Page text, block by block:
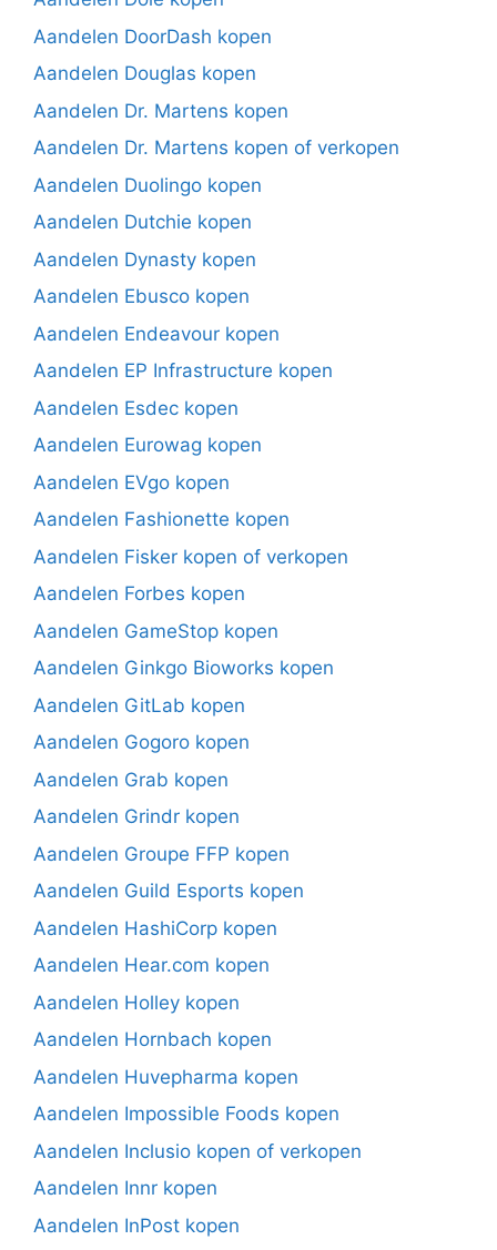
Aandelen DoorDash kopen
Aandelen Douglas kopen
Aandelen Dr. Martens kopen
Aandelen Dr. Martens kopen of verkopen
Aandelen Duolingo kopen
Aandelen Dutchie kopen
Aandelen Dynasty kopen
Aandelen Ebusco kopen
Aandelen Endeavour kopen
Aandelen EP Infrastructure kopen
Aandelen Esdec kopen
Aandelen Eurowag kopen
Aandelen EVgo kopen
Aandelen Fashionette kopen
Aandelen Fisker kopen of verkopen
Aandelen Forbes kopen
Aandelen GameStop kopen
Aandelen Ginkgo Bioworks kopen
Aandelen GitLab kopen
Aandelen Gogoro kopen
Aandelen Grab kopen
Aandelen Grindr kopen
Aandelen Groupe FFP kopen
Aandelen Guild Esports kopen
Aandelen HashiCorp kopen
Aandelen Hear.com kopen
Aandelen Holley kopen
Aandelen Hornbach kopen
Aandelen Huvepharma kopen
Aandelen Impossible Foods kopen
Aandelen Inclusio kopen of verkopen
Aandelen Innr kopen
Aandelen InPost kopen